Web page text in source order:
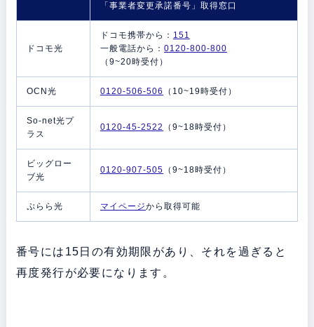
「事業者変更承諾番号」取得窓口
ドコモ光
ドコモ携帯から： 151
一般電話から： 0120-800-800
（9~20時受付）
OCN光 0120-506-506 （10~19時受付）
So-net光プ
ラス
0120-45-2522 （9~18時受付）
ビッグロー
ブ光
0120-907-505 （9~18時受付）
ぷらら光 マイページから取得可能
番号には15日の有効期限があり、それを過ぎると
再度発行が必要になります。